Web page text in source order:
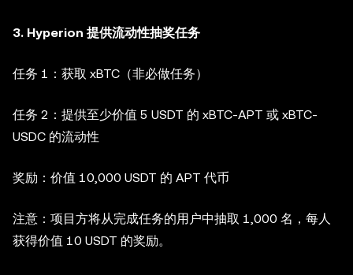
3. Hyperion 提供流动性抽奖任务
任务 1：获取 xBTC（非必做任务）
任务 2：提供至少价值 5 USDT 的 xBTC-APT 或 xBTC-
USDC 的流动性
奖励：价值 10,000 USDT 的 APT 代币
注意：项目方将从完成任务的用户中抽取 1,000 名，每人
获得价值 10 USDT 的奖励。